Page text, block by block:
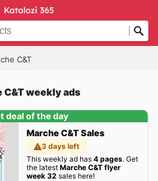
C&T
C&T weekly ads
deal of the day
Marche C&T Sales
3 days left
This weekly ad has 4 pages. Get
the latest Marche C&T flyer
week 32 sales here!